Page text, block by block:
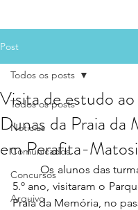
Post
Todos os posts
Noticias
Comunicados
Concursos
Arquivo
Todos os posts
Visita de estudo
Dunas da Praia da
em Perafita-
	Os alunos das turmas A, B e C, do
5.º ano, visitaram o
Praia da Memória, no